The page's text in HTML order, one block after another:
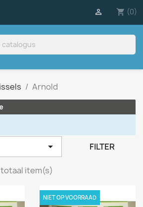
shopping_cart (0)

Arnold
 FILTER
totaal item(s)
NIET OP VOORRAAD